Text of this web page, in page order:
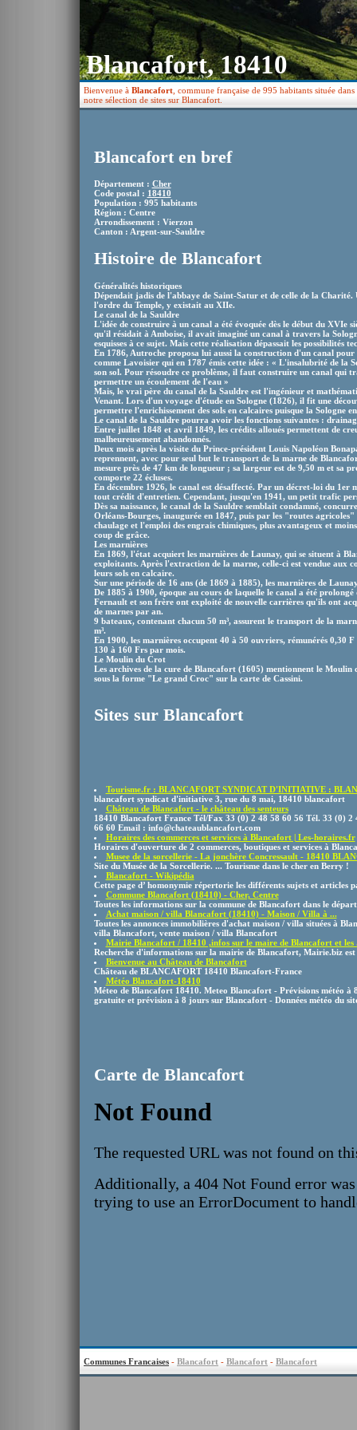
Blancafort, 18410
Bienvenue à Blancafort , commune française de 995 habitants située
notre sélection de sites sur Blancafort.
Blancafort en bref
Département : Cher
Code postal : 18410
Population : 995 habitants
Région : Centre
Arrondissement : Vierzon
Canton : Argent-sur-Sauldre
Histoire de Blancafort
Généralités historiques
Dépendait jadis de l'abbaye de Saint-Satur et de celle de la Charité.
l'ordre du Temple, y existait au XIIe.
Le canal de la Sauldre
L'idée de construire à un canal a été évoquée dès le début du XVIe
qu'il résidait à Amboise, il avait imaginé un canal à travers la
esquisses à ce sujet. Mais cette réalisation dépassait les possibilités
En 1786, Autroche proposa lui aussi la construction d'un canal
comme Lavoisier qui en 1787 émis cette idée : « L'insalubrité de la
son sol. Pour résoudre ce problème, il faut construire un canal qui
permettre un écoulement de l'eau »
Mais, le vrai père du canal de la Sauldre est l'ingénieur et
Venant. Lors d'un voyage d'étude en Sologne (1826), il fit une
permettre l'enrichissement des sols en calcaires puisque la Sologne
Le canal de la Sauldre pourra avoir les fonctions suivantes :
Entre juillet 1848 et avril 1849, les crédits alloués permettent de
malheureusement abandonnés.
Deux mois après la visite du Prince-président Louis Napoléon
reprennent, avec pour seul but le transport de la marne de
mesure près de 47 km de longueur ; sa largeur est de 9,50 m et sa
comporte 22 écluses.
En décembre 1926, le canal est désaffecté. Par un décret-loi du 1er
tout crédit d'entretien. Cependant, jusqu'en 1941, un petit trafic
Dès sa naissance, le canal de la Sauldre semblait condamné,
Orléans-Bourges, inaugurée en 1847, puis par les "routes agricoles"
chaulage et l'emploi des engrais chimiques, plus avantageux et
coup de grâce.
Les marnières
En 1869, l'état acquiert les marnières de Launay, qui se situent à
exploitants. Après l'extraction de la marne, celle-ci est vendue aux
leurs sols en calcaire.
Sur une période de 16 ans (de 1869 à 1885), les marnières de
De 1885 à 1900, époque au cours de laquelle le canal a été
Fernault et son frère ont exploité de nouvelle carrières qu'ils ont
de marnes par an.
9 bateaux, contenant chacun 50 m³, assurent le transport de la
m³.
En 1900, les marnières occupent 40 à 50 ouvriers, rémunérés 0,30
130 à 160 Frs par mois.
Le Moulin du Crot
Les archives de la cure de Blancafort (1605) mentionnent le
sous la forme "Le grand Croc" sur la carte de Cassini.
Sites sur Blancafort
Tourisme.fr : BLANCAFORT SYNDICAT D'INITIATIVE :
blancafort syndicat d'initiative 3, rue du 8 mai, 18410 blancafort
Château de Blancafort - le château des senteurs
18410 Blancafort France Tél/Fax 33 (0) 2 48 58 60 56 Tél. 33 (0) 2
66 60 Email : info@chateaublancafort.com
Horaires des commerces et services à Blancafort | Les-horaires.fr
Horaires d'ouverture de 2 commerces, boutiques et services à
Musee de la sorcellerie - La jonchère Concressault - 18410
Site du Musée de la Sorcellerie. ... Tourisme dans le cher en Berry !
Blancafort - Wikipédia
Cette page d’ homonymie répertorie les différents sujets et articles
Commune Blancafort (18410) - Cher, Centre
Toutes les informations sur la commune de Blancafort dans le
Achat maison / villa Blancafort (18410) - Maison / Villa à ...
Toutes les annonces immobilières d'achat maison / villa situées à
villa Blancafort, vente maison / villa Blancafort
Mairie Blancafort / 18410 ,infos sur le maire de Blancafort et les
Recherche d'informations sur la mairie de Blancafort, Mairie.biz
Bienvenue au Château de Blancafort
Château de BLANCAFORT 18410 Blancafort-France
Météo Blancafort-18410
Méteo de Blancafort 18410. Meteo Blancafort - Prévisions météo à
gratuite et prévision à 8 jours sur Blancafort - Données météo du
Carte de Blancafort
Communes Francaises - Blancafort - Blancafort - Blancafort